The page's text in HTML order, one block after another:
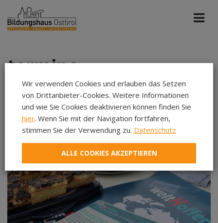
termine
Katholische Jugend Apr 2027
Aug 2026
Sep 2026
Okt 2026
Nov 2026
Dez 2026
Jan 2027
Feb 2027
Wir verwenden Cookies und erlauben das Setzen
von Drittanbieter-Cookies. Weitere Informationen
und wie Sie Cookies deaktivieren können finden Sie
hier. Wenn Sie mit der Navigation fortfahren,
stimmen Sie der Verwendung zu. Datenschutz
ALLE COOKIES AKZEPTIEREN